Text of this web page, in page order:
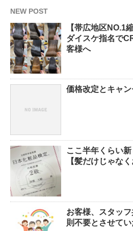
NEW POST
【帯広地区NO.1
ダイスケ指名で
客様へ
価格改定とキャ
ここ半年くらい新
【髪だけじゃな
お客様、スタッ
則不要とさせて